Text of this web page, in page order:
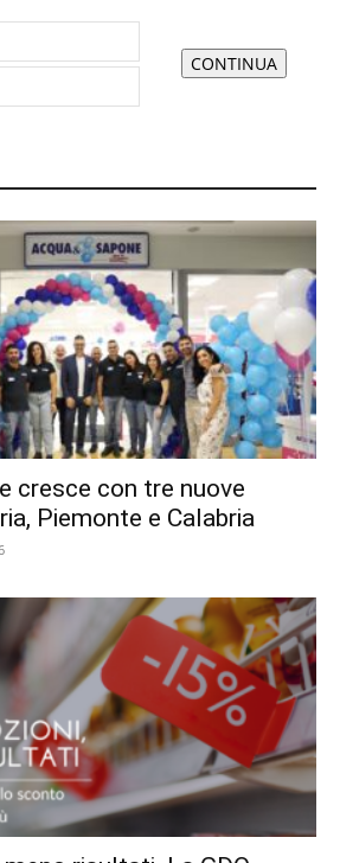
cresce con tre nuove
Piemonte e Calabria